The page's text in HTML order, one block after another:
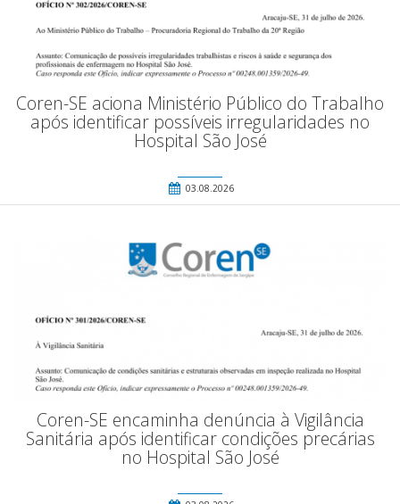
Coren-SE aciona Ministério Público do Trabalho
após identificar possíveis irregularidades no
Hospital São José
03.08.2026
Coren-SE encaminha denúncia à Vigilância
Sanitária após identificar condições precárias
no Hospital São José